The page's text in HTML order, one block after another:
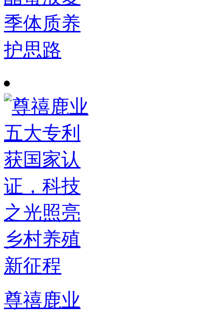
季体质养
护思路
尊禧鹿业